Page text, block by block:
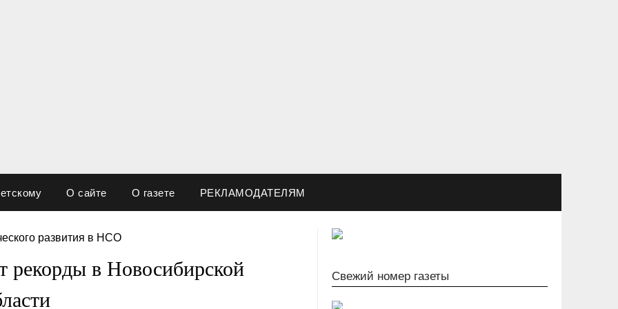
О сайте О газете РЕКЛАМОДАТЕЛЯМ
рекорды в Новосибирской
Свежий номер газеты